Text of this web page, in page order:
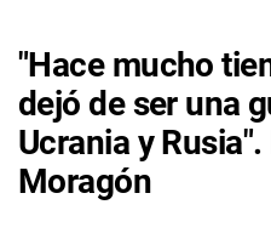
"Hace mucho
dejó de ser una
Ucrania y
Moragón